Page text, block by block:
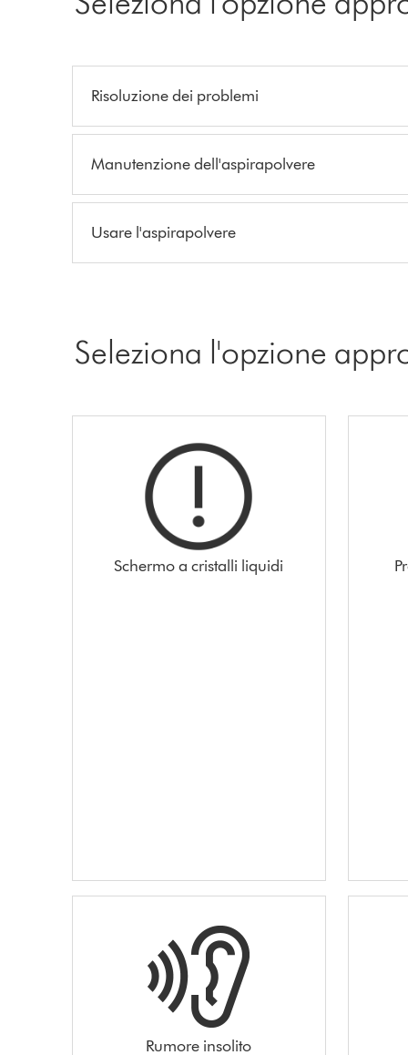
Risoluzione dei problemi
Manutenzione dell'aspirapolvere
Usare l'aspirapolvere
Seleziona l'opzione
Schermo a cristalli liquidi
Rumore insolito